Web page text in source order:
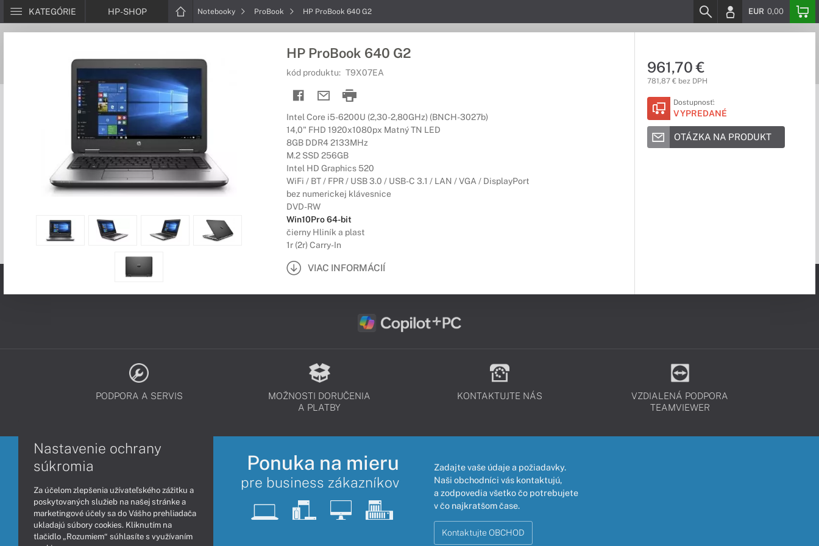
KATEGÓRIE HP-SHOP Notebooky ProBook HP ProBook 640 G2 EUR 0,00
HP ProBook 640 G2
kód produktu: T9X07EA
Intel Core i5-6200U (2,30-2,80GHz) (BNCH-3027b)
14,0" FHD 1920x1080px Matný TN LED
8GB DDR4 2133MHz
M.2 SSD 256GB
Intel HD Graphics 520
WiFi / BT / FPR / USB 3.0 / USB-C 3.1 / LAN / VGA / DisplayPort
bez numerickej klávesnice
DVD-RW
Win10Pro 64-bit
čierny Hliník a plast
1r (2r) Carry-In
VIAC INFORMÁCIÍ
961,70 €
781,87 € bez DPH
Dostupnosť:
VYPREDANÉ
OTÁZKA NA PRODUKT
PODPORA A SERVIS
MOŽNOSTI DORUČENIA
A PLATBY
KONTAKTUJTE NÁS
VZDIALENÁ PODPORA
TEAMVIEWER
Ponuka na mieru
pre business zákazníkov
Zadajte vaše údaje a požiadavky.
Naši obchodníci vás kontaktujú,
a zodpovedia všetko čo potrebujete
v čo najkratšom čase.
Kontaktujte OBCHOD
Nastavenie ochrany
súkromia
Za účelom zlepšenia užívateľského zážitku a
poskytovaných služieb na našej stránke a
marketingové účely sa do Vášho prehliadača
ukladajú súbory cookies. Kliknutím na
tlačidlo „Rozumiem“ súhlasíte s využívaním